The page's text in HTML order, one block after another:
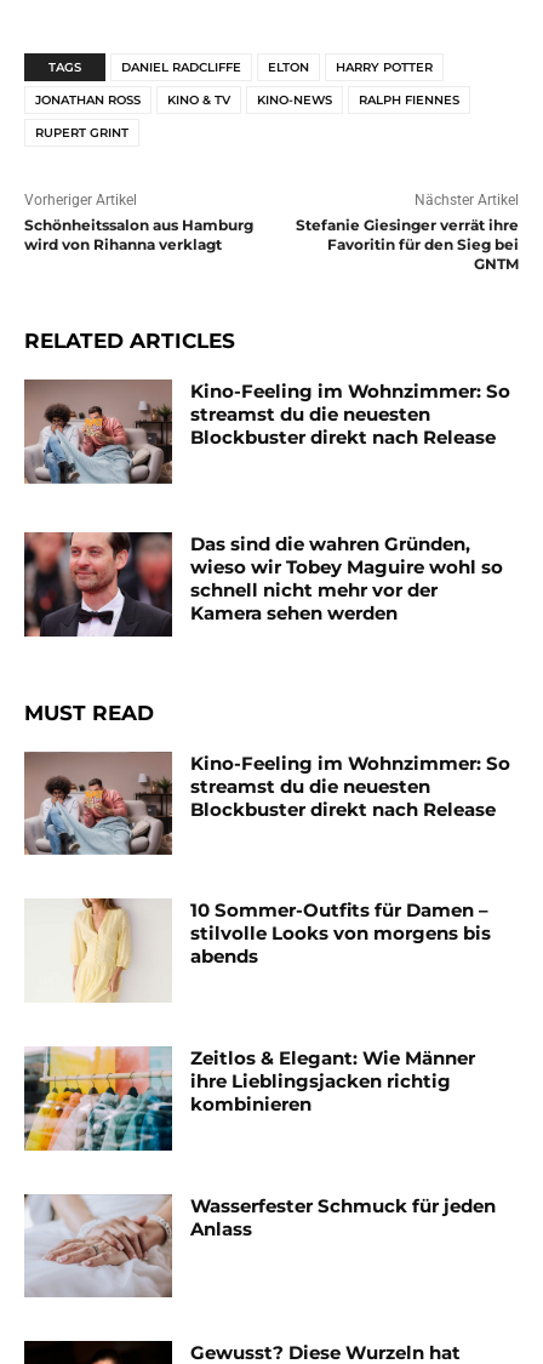
TAGS DANIEL RADCLIFFE ELTON HARRY POTTER
JONATHAN ROSS KINO & TV KINO-NEWS RALPH FIENNES
RUPERT GRINT
Vorheriger Artikel
Schönheitssalon aus Hamburg
wird von Rihanna verklagt
Nächster Artikel
Stefanie Giesinger verrät ihre
Favoritin für den Sieg bei
GNTM
RELATED ARTICLES
Kino-Feeling im Wohnzimmer: So
streamst du die neuesten
Blockbuster direkt nach Release
Das sind die wahren Gründen,
wieso wir Tobey Maguire wohl so
schnell nicht mehr vor der
Kamera sehen werden
MUST READ
Kino-Feeling im Wohnzimmer: So
streamst du die neuesten
Blockbuster direkt nach Release
10 Sommer-Outfits für Damen –
stilvolle Looks von morgens bis
abends
Zeitlos & Elegant: Wie Männer
ihre Lieblingsjacken richtig
kombinieren
Wasserfester Schmuck für jeden
Anlass
Gewusst? Diese Wurzeln hat